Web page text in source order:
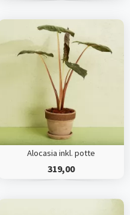
Alocasia inkl. potte
319,00